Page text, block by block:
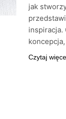
jak
inspiracja.
Czytaj